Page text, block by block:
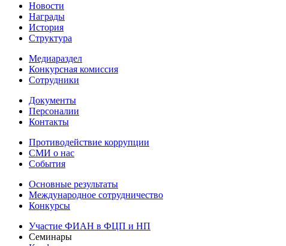
Новости
Награды
История
Структура
Медиараздел
Конкурсная комиссия
Сотрудники
Документы
Персоналии
Контакты
Противодействие коррупции
СМИ о нас
События
Основные результаты
Международное сотрудничество
Конкурсы
Участие ФИАН в ФЦП и НП
Семинары